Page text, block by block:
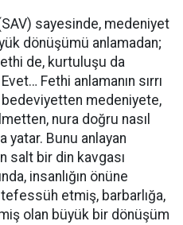
sayesinde, medeniyet
dönüşümü anlamadan;
de, kurtuluşu da
Fethi anlamanın sırrı
bedeviyetten medeniyete,
nura doğru nasıl
yatar. Bunu anlayan
salt bir din kavgası
insanlığın önüne
etmiş, barbarlığa,
olan büyük bir dönüşüm